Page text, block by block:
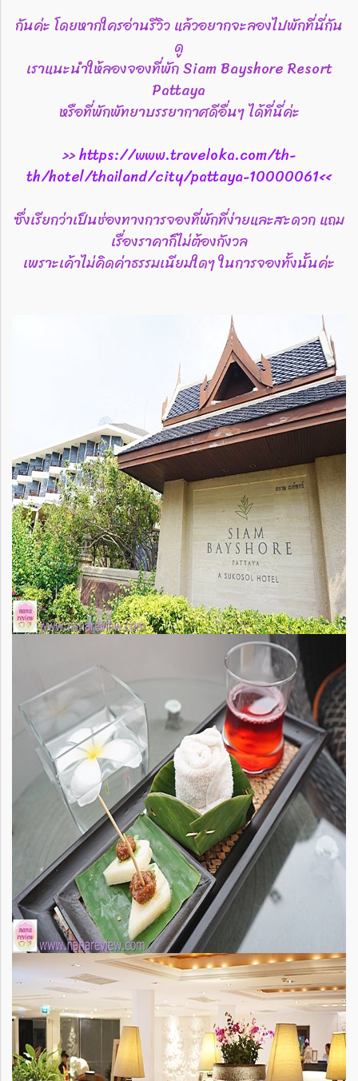
กันค่ะ โดยหากใครอ่านรีวิว แล้วอยากจะลองไปพักที่นี่กัน
ดู
เราแนะนำให้ลองจองที่พัก Siam Bayshore Resort
Pattaya
หรือที่พักพัทยาบรรยากาศดีอื่นๆ ได้ที่นี่ค่ะ
>>https://www.traveloka.com/th-
th/hotel/thailand/city/pattaya-10000061<<
ซึ่งเรียกว่าเป็นช่องทางการจองที่พักที่ง่ายและสะดวก แถม
เรื่องราคาก็ไม่ต้องกังวล
เพราะเค้าไม่คิดค่าธรรมเนียมใดๆ ในการจองทั้งนั้นค่ะ